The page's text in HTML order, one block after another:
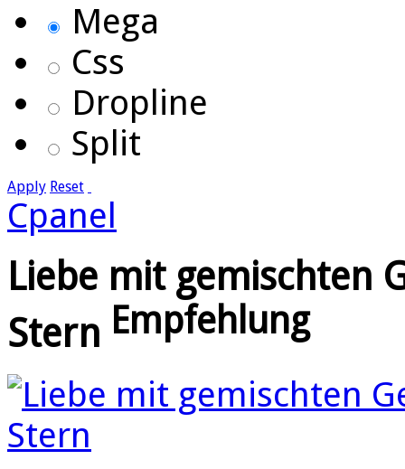
Mega
Css
Dropline
Split
Apply Reset
Cpanel
Liebe mit gemischten
Stern Empfehlung